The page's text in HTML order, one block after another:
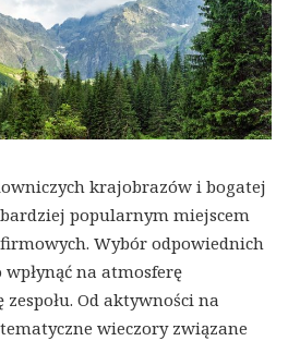
krajobrazów i bogatej
popularnym miejscem
Wybór odpowiednich
na atmosferę
Od aktywności na
wieczory związane